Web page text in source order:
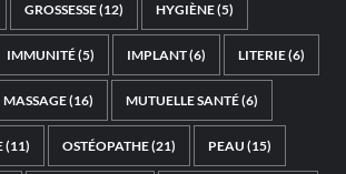
GROSSESSE(12) HYGIÈNE(5)
IMMUNITÉ(5) IMPLANT(6) LITERIE(6)
MASSAGE(16) MUTUELLE SANTÉ(6)
(11) OSTÉOPATHE(21) PEAU (15)